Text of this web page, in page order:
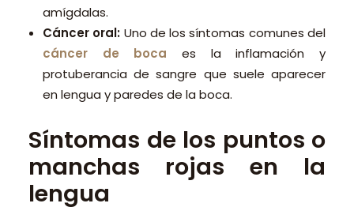
amígdalas.
Cáncer oral: Uno de los síntomas comunes del
cáncer de boca es la inflamación y
protuberancia de sangre que suele aparecer
en lengua y paredes de la boca.
Síntomas de los puntos o
manchas rojas en la
lengua